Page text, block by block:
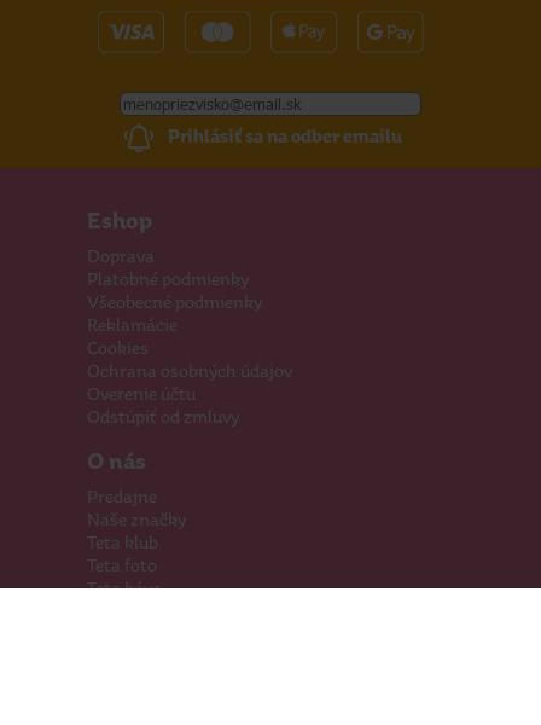
Prihlásiť sa na odber emailu
Eshop
Doprava
Platobné podmienky
Všeobecné podmienky
Reklamácie
Cookies
Ochrana osobných údajov
Overenie účtu
Odstúpiť od zmluvy
O nás
Predajne
Naše značky
Teta klub
Teta foto
Teta káva